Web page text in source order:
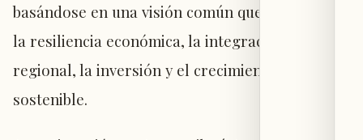
basándose en una visión común que promueva
la resiliencia económica, la integración
regional, la inversión y el crecimiento
sostenible.